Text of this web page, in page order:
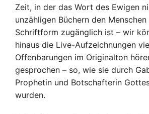
Zeit, in der das Wort des Ewigen
unzähligen Büchern den
Schriftform zugänglich ist – wir
hinaus die Live-Aufzeichnungen
Offenbarungen im Originalton
gesprochen – so, wie sie durch
Prophetin und Botschafterin
wurden.